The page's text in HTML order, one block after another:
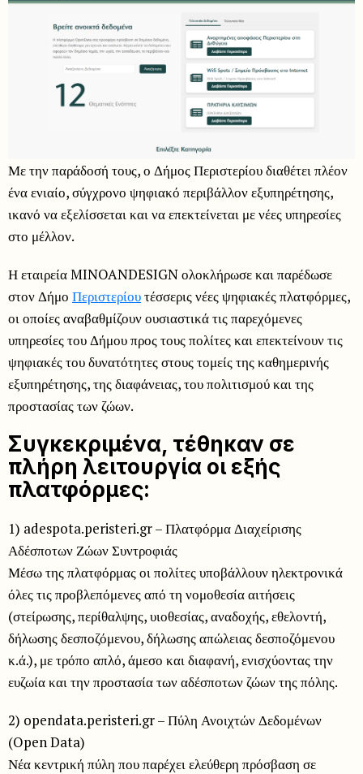
Με την παράδοσή τους, ο Δήμος Περιστερίου διαθέτει πλέον
ένα ενιαίο, σύγχρονο ψηφιακό περιβάλλον εξυπηρέτησης,
ικανό να εξελίσσεται και να επεκτείνεται με νέες υπηρεσίες
στο μέλλον.
Η εταιρεία MINOANDESIGN ολοκλήρωσε και παρέδωσε
στον Δήμο Περιστερίουτέσσερις νέες ψηφιακές πλατφόρμες,
οι οποίες αναβαθμίζουν ουσιαστικά τις παρεχόμενες
υπηρεσίες του Δήμου προς τους πολίτες και επεκτείνουν τις
ψηφιακές του δυνατότητες στους τομείς της καθημερινής
εξυπηρέτησης, της διαφάνειας, του πολιτισμού και της
προστασίας των ζώων.
Συγκεκριμένα, τέθηκαν σε
πλήρη λειτουργία οι εξής
πλατφόρμες:
1) adespota.peristeri.gr – Πλατφόρμα Διαχείρισης
Αδέσποτων Ζώων Συντροφιάς
Μέσω της πλατφόρμας οι πολίτες υποβάλλουν ηλεκτρονικά
όλες τις προβλεπόμενες από τη νομοθεσία αιτήσεις
(στείρωσης, περίθαλψης, υιοθεσίας, αναδοχής, εθελοντή,
δήλωσης δεσποζόμενου, δήλωσης απώλειας δεσποζόμενου
κ.ά.), με τρόπο απλό, άμεσο και διαφανή, ενισχύοντας την
ευζωία και την προστασία των αδέσποτων ζώων της πόλης.
2) opendata.peristeri.gr – Πύλη Ανοιχτών Δεδομένων
(Open Data)
Νέα κεντρική πύλη που παρέχει ελεύθερη πρόσβαση σε